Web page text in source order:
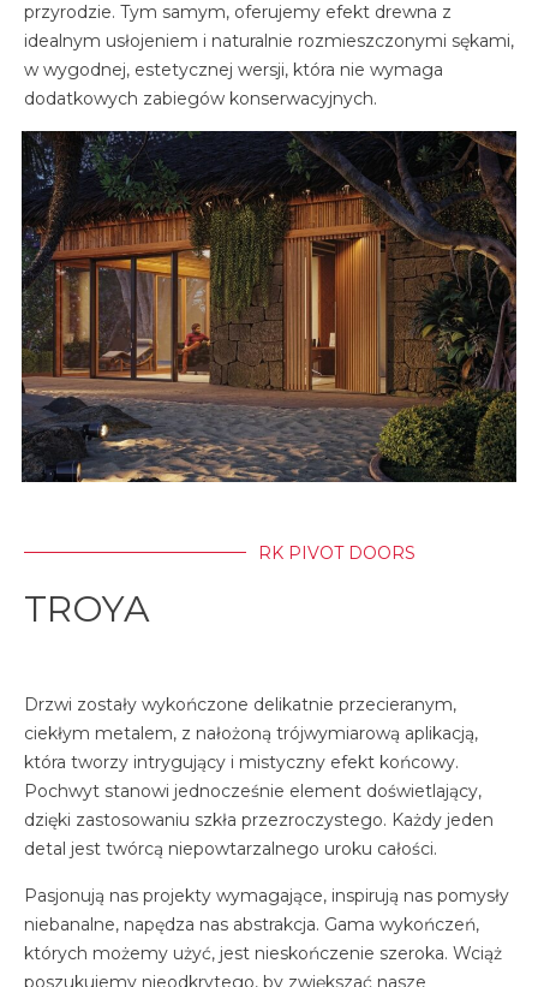
przyrodzie. Tym samym, oferujemy efekt drewna z
idealnym usłojeniem i naturalnie rozmieszczonymi sękami,
w wygodnej, estetycznej wersji, która nie wymaga
dodatkowych zabiegów konserwacyjnych.
RK PIVOT DOORS
TROYA
Drzwi zostały wykończone delikatnie przecieranym,
ciekłym metalem, z nałożoną trójwymiarową aplikacją,
która tworzy intrygujący i mistyczny efekt końcowy.
Pochwyt stanowi jednocześnie element doświetlający,
dzięki zastosowaniu szkła przezroczystego. Każdy jeden
detal jest twórcą niepowtarzalnego uroku całości.
Pasjonują nas projekty wymagające, inspirują nas pomysły
niebanalne, napędza nas abstrakcja. Gama wykończeń,
których możemy użyć, jest nieskończenie szeroka. Wciąż
poszukujemy nieodkrytego, by zwiększać nasze